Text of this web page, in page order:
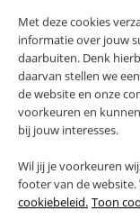
Met deze cookies
informatie over jouw
daarbuiten. Denk
daarvan stellen we
de website en onze
voorkeuren en
bij jouw interesses.
Wil jij je voorkeuren
footer van de
cookiebeleid. Toon
FAQ
RETOUREN
High-contrast mode
VAAK